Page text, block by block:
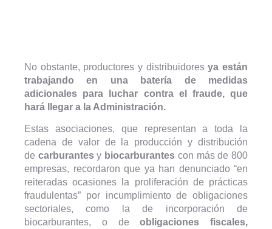
No obstante, productores y distribuidoresya están
trabajando en una batería de medidas
adicionales para luchar contra el fraude, que
hará llegar a la Administración.
Estas asociaciones, que representan a toda la
cadena de valor de la producción y distribución
de carburantesy biocarburantes con más de 800
empresas, recordaron que ya han denunciado “en
reiteradas ocasiones la proliferación de prácticas
fraudulentas” por incumplimiento de obligaciones
sectoriales, como la de incorporación de
biocarburantes, o deobligaciones fiscales,